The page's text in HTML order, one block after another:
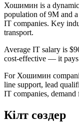
Хошимин is a
population of 9M and
IT companies. Key
transport.
Average IT salary is
cost-effective — it pays
For Хошимин
line support, lead
IT companies,
Кілт сөздер